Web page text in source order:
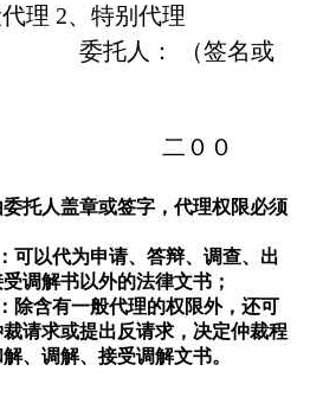
理 2、特别代理
委托人：
（签名或
二００
托人盖章或签字，代理权限必须
可以代为申请、答辩、调查、出
调解书以外的法律文书；
除含有一般代理的权限外，还可
请求或提出反请求，决定仲裁程
、调解、接受调解文书。